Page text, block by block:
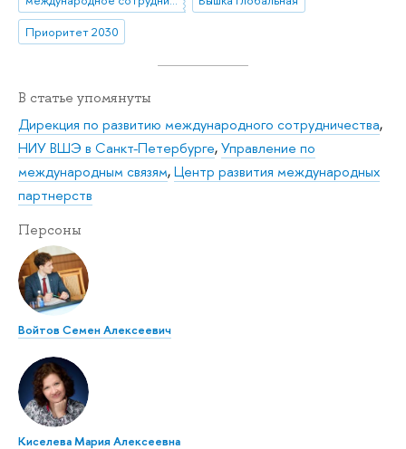
Приоритет 2030
В статье упомянуты
Дирекция по развитию международного сотрудничества,
НИУ ВШЭ в Санкт-Петербурге,Управление по
международным связям,Центр развития международных
партнерств
Персоны
Войтов Семен Алексеевич
Киселева Мария Алексеевна